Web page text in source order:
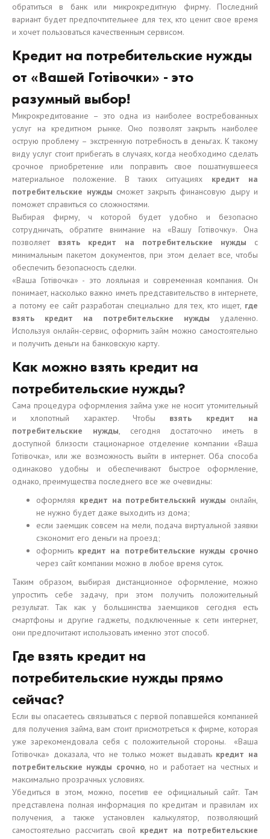
обратиться в банк или микрокредитную фирму. Последний
вариант будет предпочтительнее для тех, кто ценит свое время
и хочет пользоваться качественным сервисом.
Кредит на потребительские нужды
от «Вашей Готівочки» - это
разумный выбор!
Микрокредитование – это одна из наиболее востребованных
услуг на кредитном рынке. Оно позволят закрыть наиболее
острую проблему – экстренную потребность в деньгах. К такому
виду услуг стоит прибегать в случаях, когда необходимо сделать
срочное приобретение или поправить свое пошатнувшееся
материальное положение. В таких ситуациях кредит на
потребительские нужды сможет закрыть финансовую дыру и
поможет справиться со сложностями.
Выбирая фирму, ч которой будет удобно и безопасно
сотрудничать, обратите внимание на «Вашу Готівочку». Она
позволяет взять кредит на потребительские нужды с
минимальным пакетом документов, при этом делает все, чтобы
обеспечить безопасность сделки.
«Ваша Готівочка» - это лояльная и современная компания. Он
понимает, насколько важно иметь представительство в интернете,
а потому ее сайт разработан специально для тех, кто ищет, где
взять кредит на потребительские нужды удаленно.
Используя онлайн-сервис, оформить займ можно самостоятельно
и получить деньги на банковскую карту.
Как можно взять кредит на
потребительские нужды?
Сама процедура оформления займа уже не носит утомительный
и хлопотный характер. Чтобы взять кредит на
потребительские нужды, сегодня достаточно иметь в
доступной близости стационарное отделение компании «Ваша
Готівочка», или же возможность выйти в интернет. Оба способа
одинаково удобны и обеспечивают быстрое оформление,
однако, преимущества последнего все же очевидны:
оформляя кредит на потребительский нужды онлайн,
не нужно будет даже выходить из дома;
если заемщик совсем на мели, подача виртуальной заявки
сэкономит его деньги на проезд;
оформить кредит на потребительские нужды срочно
через сайт компании можно в любое время суток.
Таким образом, выбирая дистанционное оформление, можно
упростить себе задачу, при этом получить положительный
результат. Так как у большинства заемщиков сегодня есть
смартфоны и другие гаджеты, подключенные к сети интернет,
они предпочитают использовать именно этот способ.
Где взять кредит на
потребительские нужды прямо
сейчас?
Если вы опасаетесь связываться с первой попавшейся компанией
для получения займа, вам стоит присмотреться к фирме, которая
уже зарекомендовала себя с положительной стороны. «Ваша
Готівочка» доказала, что не только может выдавать кредит на
потребительские нужды срочно, но и работает на честных и
максимально прозрачных условиях.
Убедиться в этом, можно, посетив ее официальный сайт. Там
представлена полная информация по кредитам и правилам их
получения, а также установлен калькулятор, позволяющий
самостоятельно рассчитать свой кредит на потребительские